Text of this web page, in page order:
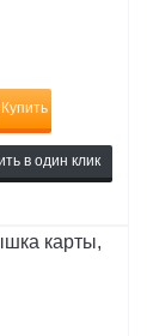
Купить
в один клик
карты,